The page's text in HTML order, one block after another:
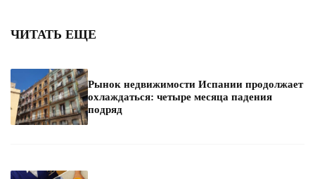
ЧИТАТЬ ЕЩЕ
Рынок недвижимости Испании продолжает
охлаждаться: четыре месяца падения
подряд